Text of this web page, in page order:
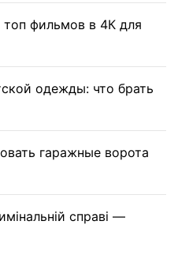
фильмов в 4К для
одежды: что брать
гаражные ворота
справі —